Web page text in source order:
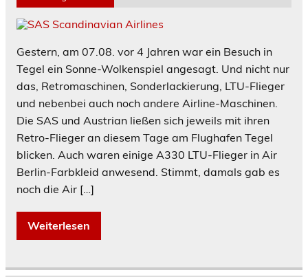
Gestern, am 07.08. vor 4 Jahren war ein Besuch in
Tegel ein Sonne-Wolkenspiel angesagt. Und nicht nur
das, Retromaschinen, Sonderlackierung, LTU-Flieger
und nebenbei auch noch andere Airline-Maschinen.
Die SAS und Austrian ließen sich jeweils mit ihren
Retro-Flieger an diesem Tage am Flughafen Tegel
blicken. Auch waren einige A330 LTU-Flieger in Air
Berlin-Farbkleid anwesend. Stimmt, damals gab es
noch die Air […]
Weiterlesen